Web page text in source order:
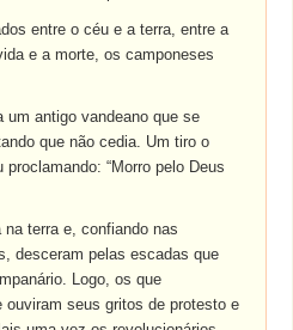
entre o céu e a terra, entre a
e a morte, os camponeses
um antigo vandeano que se
que não cedia. Um tiro o
“Morro pelo Deus
terra e, confiando nas
desceram pelas escadas que
Logo, os que
ouviram seus gritos de protesto e